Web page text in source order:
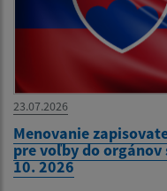
23.07.2026
Menovanie
pre voľby do orgánov
10. 2026